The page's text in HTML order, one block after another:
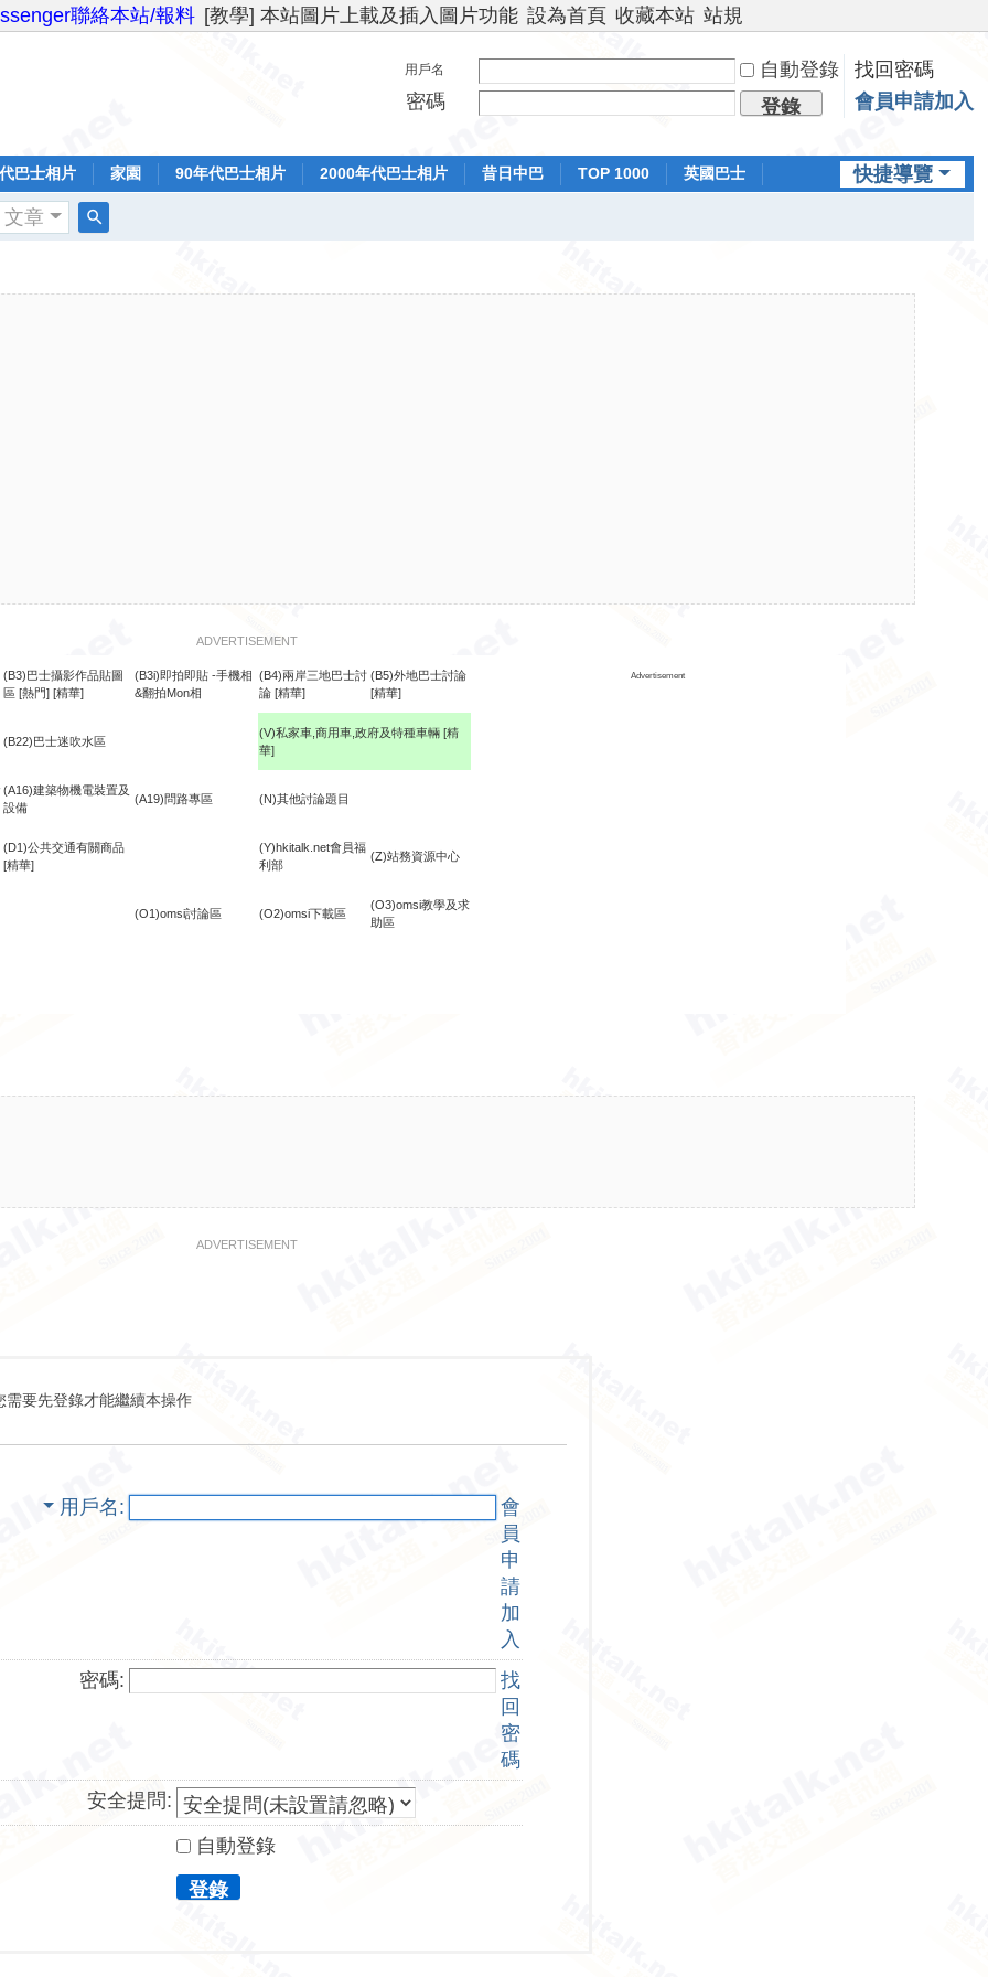
聯絡本站/報料 [教學] 本站圖片上載及插入圖片功能 設為首頁 收藏本站 站規
用戶名 自動登錄
找回密碼
密碼
登錄 會員申請加入
快捷導覽
巴士相片 家園 90年代巴士相片 2000年代巴士相片 昔日中巴 TOP 1000
英國巴士
文章
ADVERTISEMENT
(B3)巴士攝影作品貼圖
區 [熱門] [精華]
(B3i)即拍即貼 -手機相
&翻拍Mon相
(B4)兩岸三地巴士討
論 [精華]
(B5)外地巴士討論
[精華]
Advertisement
(B22)巴士迷吹水區
(V)私家車,商用車,政府及特種車輛 [精
華]
(A16)建築物機電裝置及
設備
(A19)問路專區 (N)其他討論題目
(D1)公共交通有關商品
[精華]
(Y)hkitalk.net會員福
利部
(Z)站務資源中心
(O1)omsi討論區 (O2)omsi下載區
(O3)omsi教學及求
助區
ADVERTISEMENT
需要先登錄才能繼續本操作
用戶名
會
員
申
請
加
入
密碼:
找
回
密
碼
安全提問:
自動登錄
登錄